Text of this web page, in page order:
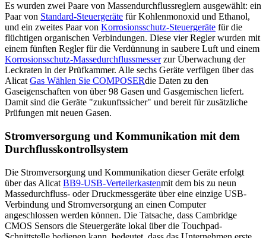
Es wurden zwei Paare von Massendurchflussreglern ausgewählt: ein
Paar von Standard-Steuergeräte für Kohlenmonoxid und Ethanol,
und ein zweites Paar von Korrosionsschutz-Steuergeräte für die
flüchtigen organischen Verbindungen. Diese vier Regler wurden mit
einem fünften Regler für die Verdünnung in saubere Luft und einem
Korrosionsschutz-Massedurchflussmesserzur Überwachung der
Leckraten in der Prüfkammer. Alle sechs Geräte verfügen über das
AlicatGas Wählen Sie COMPOSERdie Daten zu den
Gaseigenschaften von über 98 Gasen und Gasgemischen liefert.
Damit sind die Geräte "zukunftssicher" und bereit für zusätzliche
Prüfungen mit neuen Gasen.
Stromversorgung und Kommunikation mit dem
Durchflusskontrollsystem
Die Stromversorgung und Kommunikation dieser Geräte erfolgt
über das Alicat BB9-USB-Verteilerkastenmit dem bis zu neun
Massedurchfluss- oder Druckmessgeräte über eine einzige USB-
Verbindung und Stromversorgung an einen Computer
angeschlossen werden können. Die Tatsache, dass Cambridge
CMOS Sensors die Steuergeräte lokal über die Touchpad-